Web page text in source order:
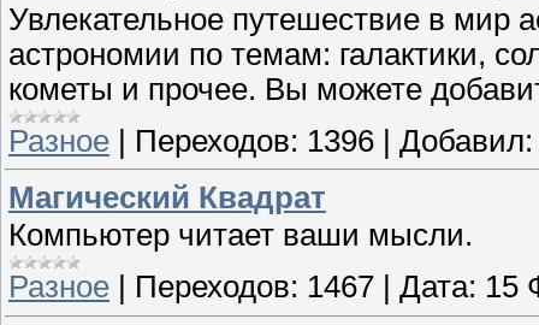
Увлекательное путешествие в мир
астрономии по темам: галактики,
кометы и прочее. Вы можете
Разное | Переходов: 1396 | Добавил:
Магический Квадрат
Компьютер читает ваши мысли.
Разное
Переходов: 1467 Дата: 15